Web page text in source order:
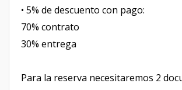
• 5% de descuento con pago:
70% contrato
30% entrega
Para la reserva necesitaremos 2